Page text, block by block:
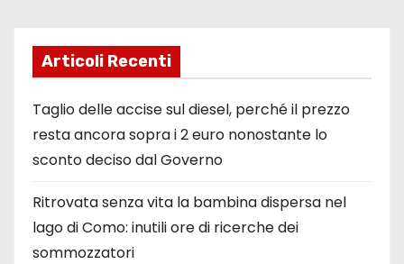
Articoli Recenti
Taglio delle accise sul diesel, perché il prezzo
resta ancora sopra i 2 euro nonostante lo
sconto deciso dal Governo
Ritrovata senza vita la bambina dispersa nel
lago di Como: inutili ore di ricerche dei
sommozzatori